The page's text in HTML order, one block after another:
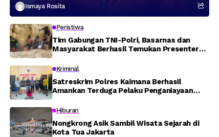
Ismaya Rosita
Peristiwa
Tim Gabungan TNI-Polri, Basarnas dan
Masyarakat Berhasil Temukan Presenter
Memti
Kriminal
Satreskrim Polres Kaimana Berhasil
Amankan Terduga Pelaku Penganiayaan
Hiburan
Nongkrong Asik Sambil Wisata Sejarah di
Kota Tua Jakarta